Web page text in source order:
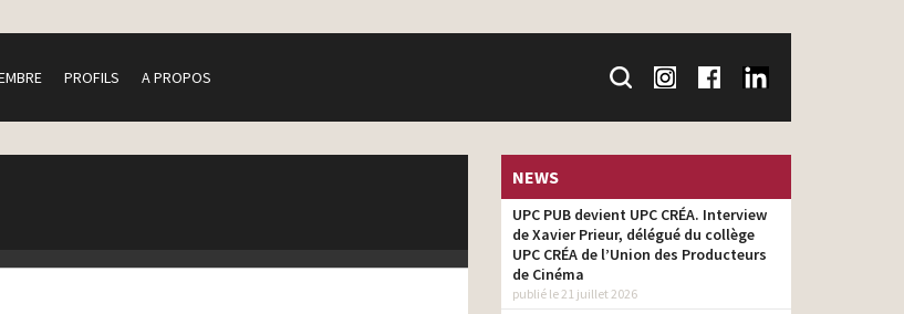
PROFILS A PROPOS
NEWS
UPC PUB devient UPC CRÉA. Interview
de Xavier Prieur, délégué du collège
UPC CRÉA de l’Union des Producteurs
de Cinéma
publié le 21 juillet 2026